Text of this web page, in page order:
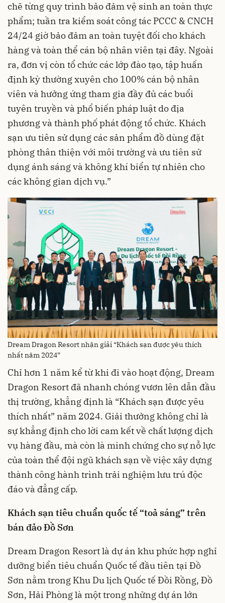
chẽ từng quy trình bảo đảm vệ sinh an toàn thực
phẩm; tuần tra kiểm soát công tác PCCC & CNCH
24/24 giờ bảo đảm an toàn tuyệt đối cho khách
hàng và toàn thể cán bộ nhân viên tại đây. Ngoài
ra, đơn vị còn tổ chức các lớp đào tạo, tập huấn
định kỳ thường xuyên cho 100% cán bộ nhân
viên và hưởng ứng tham gia đầy đủ các buổi
tuyên truyền và phổ biến pháp luật do địa
phương và thành phố phát động tổ chức. Khách
sạn ưu tiên sử dụng các sản phẩm đồ dùng đặt
phòng thân thiện với môi trường và ưu tiên sử
dụng ánh sáng và không khí biển tự nhiên cho
các không gian dịch vụ.”
Dream Dragon Resort nhận giải “Khách sạn được yêu thích
nhất năm 2024”
Chỉ hơn 1 năm kể từ khi đi vào hoạt động, Dream
Dragon Resort đã nhanh chóng vươn lên dẫn đầu
thị trường, khẳng định là “Khách sạn được yêu
thích nhất” năm 2024. Giải thưởng không chỉ là
sự khẳng định cho lời cam kết về chất lượng dịch
vụ hàng đầu, mà còn là minh chứng cho sự nỗ lực
của toàn thể đội ngũ khách sạn về việc xây dựng
thành công hành trình trải nghiệm lưu trú độc
đáo và đẳng cấp.
Khách sạn tiêu chuẩn quốc tế “toả sáng” trên
bán đảo Đồ Sơn
Dream Dragon Resort là dự án khu phức hợp nghỉ
dưỡng biển tiêu chuẩn Quốc tế đầu tiên tại Đồ
Sơn nằm trong Khu Du lịch Quốc tế Đồi Rồng, Đồ
Sơn, Hải Phòng là một trong những dự án lớn